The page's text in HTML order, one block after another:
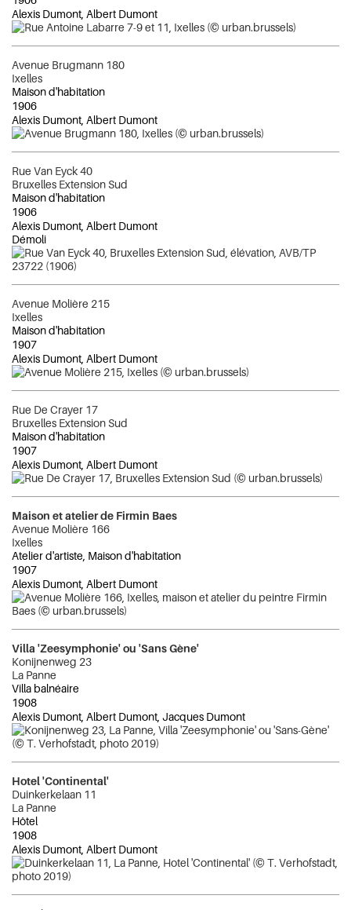
Alexis Dumont, Albert Dumont
Avenue Brugmann 180
Ixelles
Maison d'habitation
1906
Alexis Dumont, Albert Dumont
Rue Van Eyck 40
Bruxelles Extension Sud
Maison d'habitation
1906
Alexis Dumont, Albert Dumont
Démoli
Avenue Molière 215
Ixelles
Maison d'habitation
1907
Alexis Dumont, Albert Dumont
Rue De Crayer 17
Bruxelles Extension Sud
Maison d'habitation
1907
Alexis Dumont, Albert Dumont
Maison et atelier de Firmin Baes
Avenue Molière 166
Ixelles
Atelier d'artiste, Maison d'habitation
1907
Alexis Dumont, Albert Dumont
Villa 'Zeesymphonie' ou 'Sans Gène'
Konijnenweg 23
La Panne
Villa balnéaire
1908
Alexis Dumont, Albert Dumont, Jacques Dumont
Hotel 'Continental'
Duinkerkelaan 11
La Panne
Hôtel
1908
Alexis Dumont, Albert Dumont